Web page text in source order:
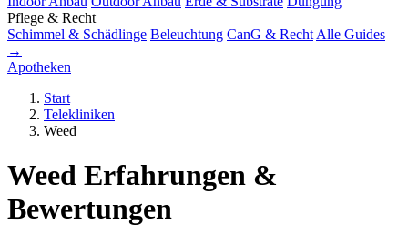
Pflege & Recht
Schimmel & Schädlinge Beleuchtung CanG & Recht Alle Guides
→
Apotheken
Start
Telekliniken
Weed
Weed Erfahrungen &
Bewertungen